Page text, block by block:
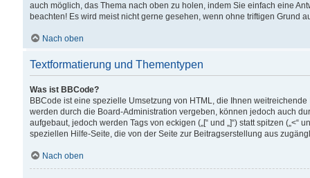
auch möglich, das Thema nach oben zu holen, indem Sie einfach eine
beachten! Es wird meist nicht gerne gesehen, wenn ohne triftigen Grund
Nach oben
Textformatierung und Thementypen
Was ist BBCode?
BBCode ist eine spezielle Umsetzung von HTML, die Ihnen
werden durch die Board-Administration vergeben, können jedoch auch
aufgebaut, jedoch werden Tags von eckigen („[“ und „]“) statt spitzen
speziellen Hilfe-Seite, die von der Seite zur Beitragserstellung aus
Nach oben